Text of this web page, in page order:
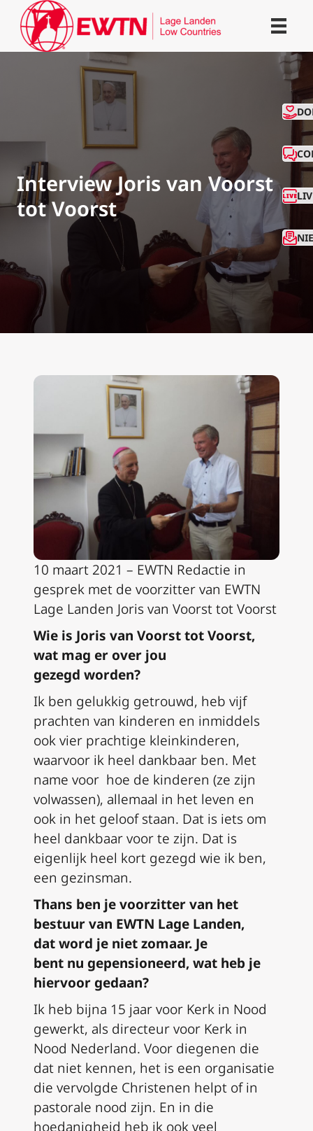
Interview Joris van Voorst
tot Voorst
10 maart 2021 – EWTN Redactie in
gesprek met de voorzitter van EWTN
Lage Landen Joris van Voorst tot Voorst
Wie is Joris van Voorst tot Voorst,
wat mag er over jou
gezegd worden?
Ik ben gelukkig getrouwd, heb vijf
prachten van kinderen en inmiddels
ook vier prachtige kleinkinderen,
waarvoor ik heel dankbaar ben. Met
name voor hoe de kinderen (ze zijn
volwassen), allemaal in het leven en
ook in het geloof staan. Dat is iets om
heel dankbaar voor te zijn. Dat is
eigenlijk heel kort gezegd wie ik ben,
een gezinsman.
Thans ben je voorzitter van het
bestuur van EWTN Lage Landen,
datword je niet zomaar. Je
bent nu gepensioneerd, wat heb je
hiervoor gedaan?
Ik heb bijna 15 jaar voor Kerk in Nood
gewerkt, als directeur voor Kerk in
Nood Nederland. Voor diegenen die
dat niet kennen, het is een organisatie
die vervolgde Christenen helpt of in
pastorale nood zijn. En in die
hoedanigheid heb ik ook veel